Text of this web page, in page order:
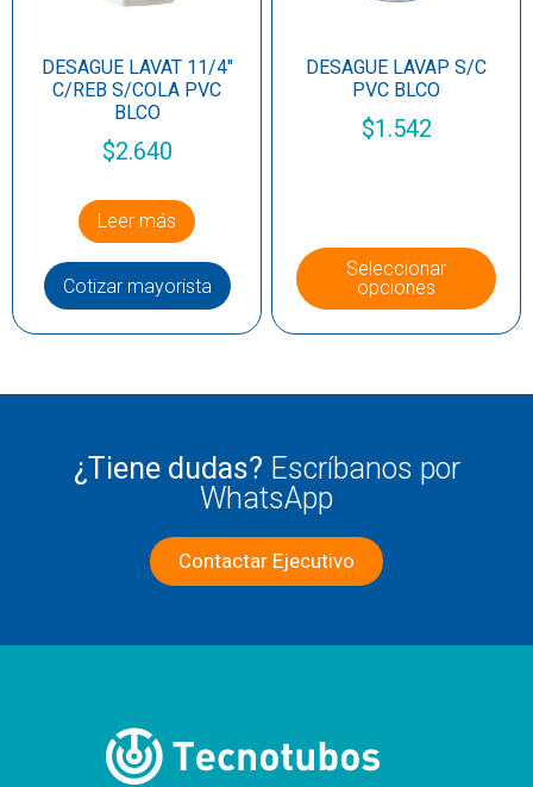
DESAGUE LAVAT 11/4″
C/REB S/COLA PVC
BLCO
$2.640
Leer más
Cotizar mayorista
DESAGUE LAVAP S/C
PVC BLCO
$1.542
Seleccionar
opciones
¿Tiene dudas? Escríbanos por
WhatsApp
Contactar Ejecutivo